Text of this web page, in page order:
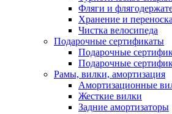
Фляги и
Хранение и переноска
Чистка велосипеда
Подарочные сертификаты
Подарочные
Подарочные
Рамы, вилки, амортизация
Амортизационные
Жесткие вилки
Задние амортизаторы